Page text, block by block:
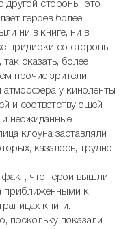
другой стороны, это
героев более
ни в книге, ни в
придирки со стороны
сказать, более
прочие зрители.
атмосфера у киноленты
и соответствующей
неожиданные
клоуна заставляли
казалось, трудно
факт, что герои вышли
приближенными к
книги.
поскольку показали